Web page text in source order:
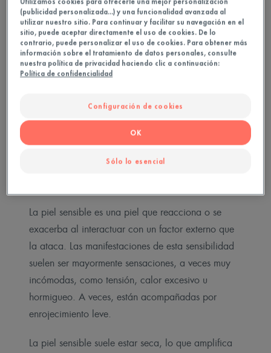
cosmético. Sientes la piel tirante al salir de la
ducha. ¿Esto suena familiar? Entonces tu piel es
ciertamente más reactiva que la de la persona
promedio: es lo que llamamos piel sensible.
Piel sensible: cómo
La piel sensible es una piel que reacciona o se
exacerba al interactuar con un factor externo que
la ataca. Las manifestaciones de esta sensibilidad
suelen ser mayormente sensaciones, a veces muy
incómodas, como tensión, calor excesivo u
hormigueo. A veces, están acompañadas por
enrojecimiento leve.
La piel sensible suele estar seca, lo que amplifica
(publicidad personalizada...) y una funcionalidad avanzada al
utilizar nuestro sitio. Para continuar y facilitar su navegación en el
sitio, puede aceptar directamente el uso de cookies. De lo
contrario, puede personalizar el uso de cookies. Para obtener más
información sobre el tratamiento de datos personales, consulte
nuestra política de privacidad haciendo clic a continuación:
Política de confidencialidad
Configuración de cookies
Sólo lo esencial
OK